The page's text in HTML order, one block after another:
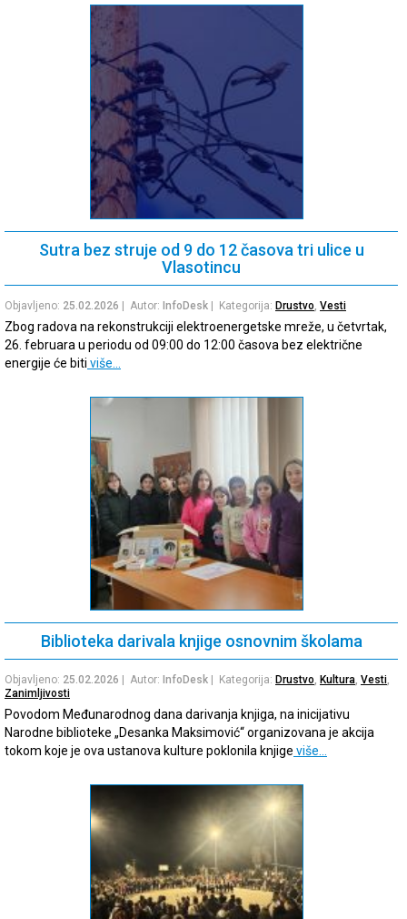
Sutra bez struje od 9 do 12 časova tri ulice u
Vlasotincu
Objavljeno: 25.02.2026 | Autor: InfoDesk | Kategorija: Drustvo Vesti
Zbog radova na rekonstrukciji elektroenergetske mreže, u četvrtak,
26. februara u periodu od 09:00 do 12:00 časova bez električne
energije će biti više…
Biblioteka darivala knjige osnovnim školama
Objavljeno: 25.02.2026 | Autor: InfoDesk | Kategorija: Drustvo, Kultura, Vesti,
Zanimljivosti
Povodom Međunarodnog dana darivanja knjiga, na inicijativu
Narodne biblioteke „Desanka Maksimović“ organizovana je akcija
tokom koje je ova ustanova kulture poklonila knjige više…